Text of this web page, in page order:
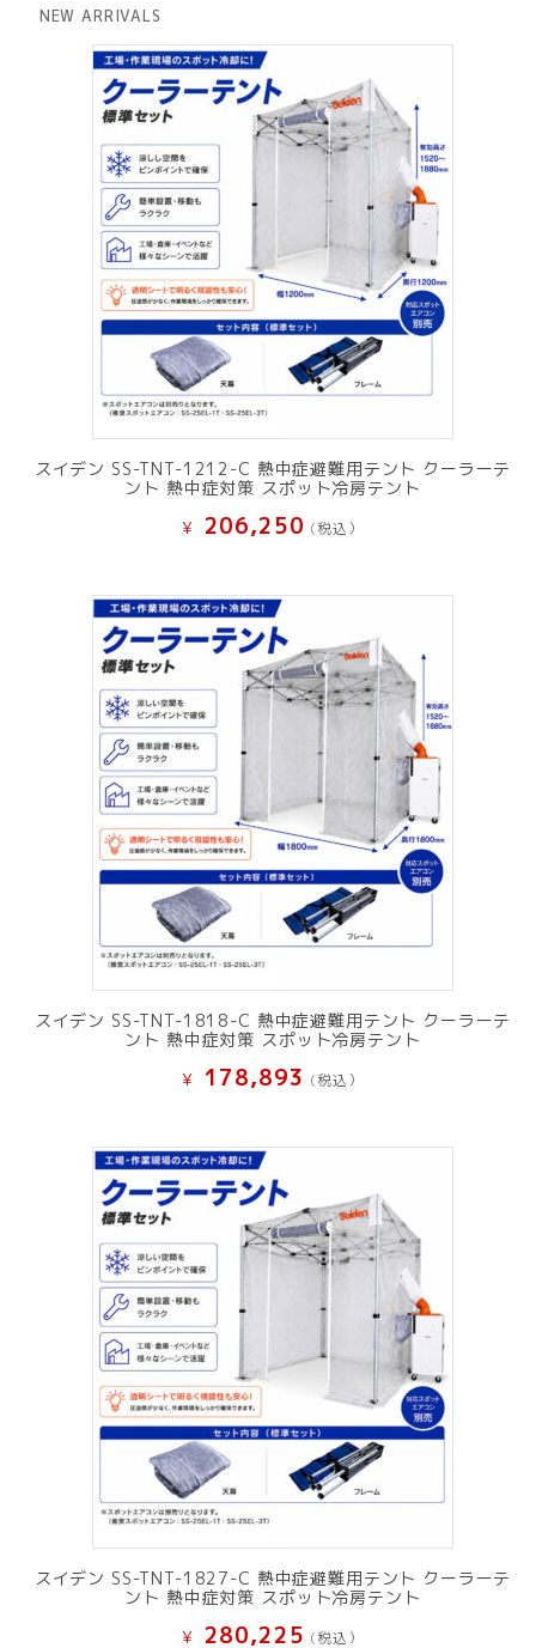
で
し
た。
で
す。
NEW ARRIVALS
スイデン SS-TNT-1212-C 熱中症避難用テント クーラーテ
ント 熱中症対策 スポット冷房テント
¥ 206,250 (税込）
スイデン SS-TNT-1818-C 熱中症避難用テント クーラーテ
ント 熱中症対策 スポット冷房テント
¥ 178,893 (税込）
スイデン SS-TNT-1827-C 熱中症避難用テント クーラーテ
ント 熱中症対策 スポット冷房テント
¥ 280,225 (税込）